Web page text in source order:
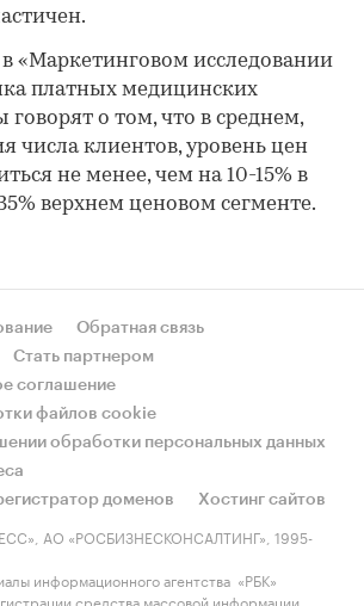
«Маркетинговом исследовании
платных медицинских
говорят о том, что в среднем,
числа клиентов, уровень цен
не менее, чем на 10-15% в
верхнем ценовом сегменте.
Обратная связь
Стать партнером
соглашение
файлов cookie
обработки персональных данных
доменов
Хостинг сайтов
АО «РОСБИЗНЕСКОНСАЛТИНГ», 1995-
информационного агентства «РБК»
средства массовой информации